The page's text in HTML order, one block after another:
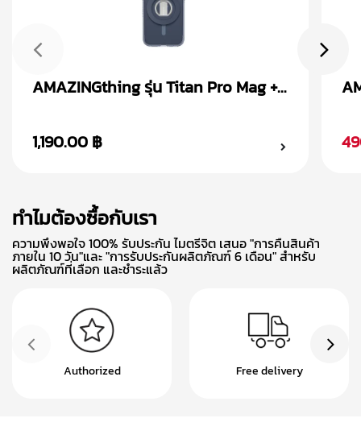
AMAZINGthing รุ่น Titan Pro Mag +
1,190.00 ฿
ทำไมต้องซื้อกับเรา
ความพึงพอใจ 100% รับประกัน ไมตรีจิต เสนอ "การคืนสินค้า
ภายใน 10 วัน"และ "การรับประกันผลิตภัณฑ์ 6 เดือน" สำหรับ
ผลิตภัณฑ์ที่เลือก และชำระแล้ว
Authorized Free delivery